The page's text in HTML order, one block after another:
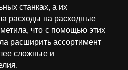
станках, а их
расходы на расходные
что с помощью этих
расширить ассортимент
сложные и